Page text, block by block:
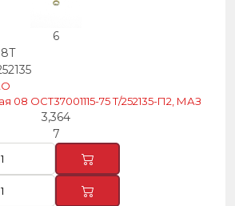
6
08 ОСТ37001115-75 Т/252135-П2, МАЗ
3,364
7